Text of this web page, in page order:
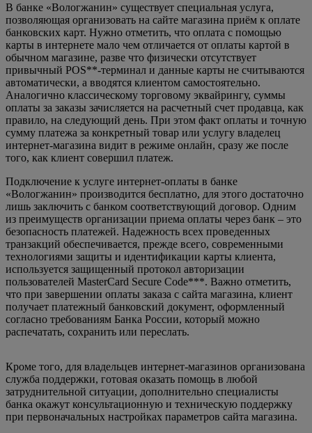
В банке «Вологжанин» существует специальная услуга,
позволяющая организовать на сайте магазина приём к оплате
банковских карт. Нужно отметить, что оплата с помощью
карты в интернете мало чем отличается от оплаты картой в
обычном магазине, разве что физически отсутствует
привычный POS**-терминал и данные карты не считываются
автоматически, а вводятся клиентом самостоятельно.
Аналогично классическому торговому эквайрингу, суммы
оплаты за заказы зачисляется на расчетный счет продавца, как
правило, на следующий день. При этом факт оплаты и точную
сумму платежа за конкретный товар или услугу владелец
интернет-магазина видит в режиме онлайн, сразу же после
того, как клиент совершил платеж.
Подключение к услуге интернет-оплаты в банке
«Вологжанин» производится бесплатно, для этого достаточно
лишь заключить с банком соответствующий договор. Одним
из преимуществ организации приема оплаты через банк – это
безопасность платежей. Надежность всех проведенных
транзакций обеспечивается, прежде всего, современными
технологиями защиты и идентификации карты клиента,
используется защищенный протокол авторизации
пользователей MasterCard Secure Code***. Важно отметить,
что при завершении оплаты заказа с сайта магазина, клиент
получает платежный банковский документ, оформленный
согласно требованиям Банка России, который можно
распечатать, сохранить или переслать.
Кроме того, для владельцев интернет-магазинов организована
служба поддержки, готовая оказать помощь в любой
затруднительной ситуации, дополнительно специалисты
банка окажут консультационную и техническую поддержку
при первоначальных настройках параметров сайта магазина.